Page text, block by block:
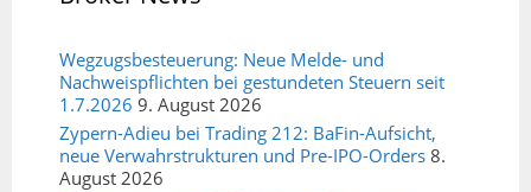
Wegzugsbesteuerung: Neue Melde- und
Nachweispflichten bei gestundeten Steuern seit
1.7.2026 9. August 2026
Zypern-Adieu bei Trading 212: BaFin-Aufsicht,
neue Verwahrstrukturen und Pre-IPO-Orders 8.
August 2026